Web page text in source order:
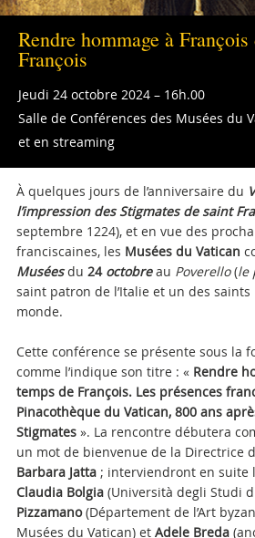
Rendre hommage à
François
Jeudi 24 octobre 2024 – 16h.00
Salle de Conférences des Musées du
et en streaming
À quelques jours de l’anniversaire du
l’impression des Stigmates de saint
septembre 1224), et en vue des
franciscaines, les Musées du Vatican
Muséesdu 24 octobreau Poverello(le
saint patron de l’Italie et un des
monde.
Cette conférence se présente sous la
comme l’indique son titre : « Rendre
temps de François. Les présences
Pinacothèque du Vatican, 800 ans
Stigmates ». La rencontre débutera
un mot de bienvenue de la Directrice
Barbara Jatta; interviendront en suite
Claudia Bolgia(Università degli Studi
Pizzamano(Département de l’Art
Musées du Vatican) et Adele Breda